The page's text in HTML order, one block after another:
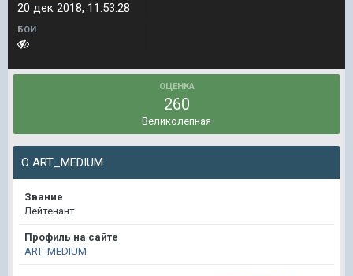
20 дек 2018, 11:53:28
БОИ
ОЦЕНКА
260
Великолепная
О ART_MEDIUM
Звание
Лейтенант
Профиль на сайте
ART_MEDIUM